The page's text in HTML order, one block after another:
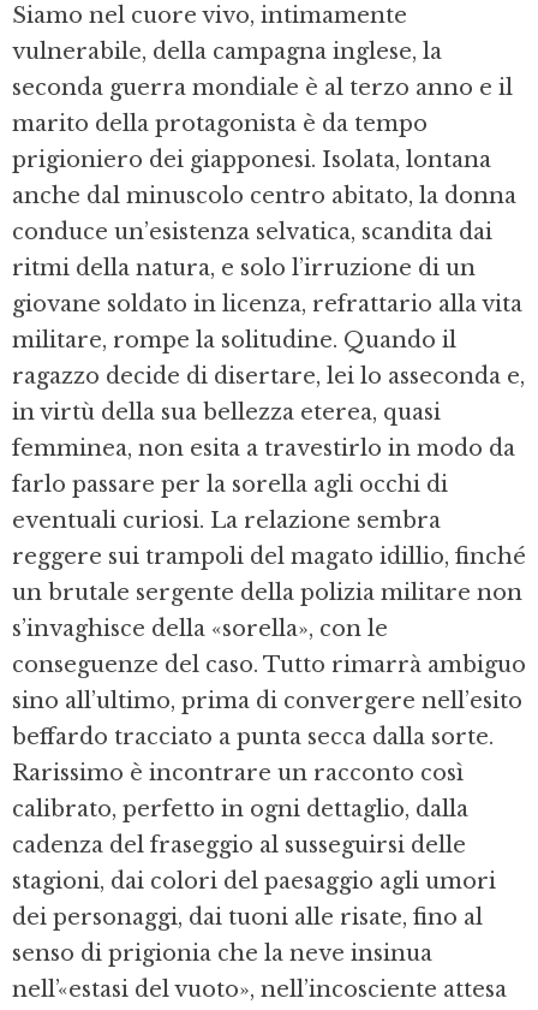
Siamo nel cuore vivo, intimamente
vulnerabile, della campagna inglese, la
seconda guerra mondiale è al terzo anno e il
marito della protagonista è da tempo
prigioniero dei giapponesi. Isolata, lontana
anche dal minuscolo centro abitato, la donna
conduce un’esistenza selvatica, scandita dai
ritmi della natura, e solo l’irruzione di un
giovane soldato in licenza, refrattario alla vita
militare, rompe la solitudine. Quando il
ragazzo decide di disertare, lei lo asseconda e,
in virtù della sua bellezza eterea, quasi
femminea, non esita a travestirlo in modo da
farlo passare per la sorella agli occhi di
eventuali curiosi. La relazione sembra
reggere sui trampoli del magato idillio, finché
un brutale sergente della polizia militare non
s’invaghisce della «sorella», con le
conseguenze del caso. Tutto rimarrà ambiguo
sino all’ultimo, prima di convergere nell’esito
beffardo tracciato a punta secca dalla sorte.
Rarissimo è incontrare un racconto così
calibrato, perfetto in ogni dettaglio, dalla
cadenza del fraseggio al susseguirsi delle
stagioni, dai colori del paesaggio agli umori
dei personaggi, dai tuoni alle risate, fino al
senso di prigionia che la neve insinua
nell’«estasi del vuoto», nell’incosciente attesa